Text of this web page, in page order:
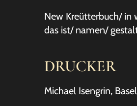
New Kreütterbuch/
das ist/ namen/
DRUCKER
Michael Isengrin,